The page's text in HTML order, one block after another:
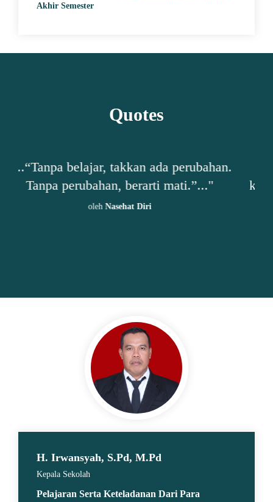
Akhir Semester
Quotes
"...“Siapa yang bisa menerima
kelemahannya, sesungguhnya baru
menambah satu kelebihan pada
H. Irwansyah, S.Pd, M.Pd
Kepala Sekolah
Pelajaran Serta Keteladanan Dari Para